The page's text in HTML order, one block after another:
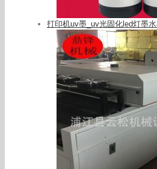
打印机uv墨_uv光固化led灯墨